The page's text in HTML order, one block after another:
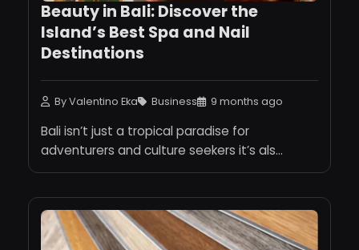
Beauty in Bali: Discover the
Island’s Best Spa and Nail
Destinations
By Valentino Eka Business 9 months ago
Bali isn’t just a tropical paradise for
adventurers and culture seekers it’s als...